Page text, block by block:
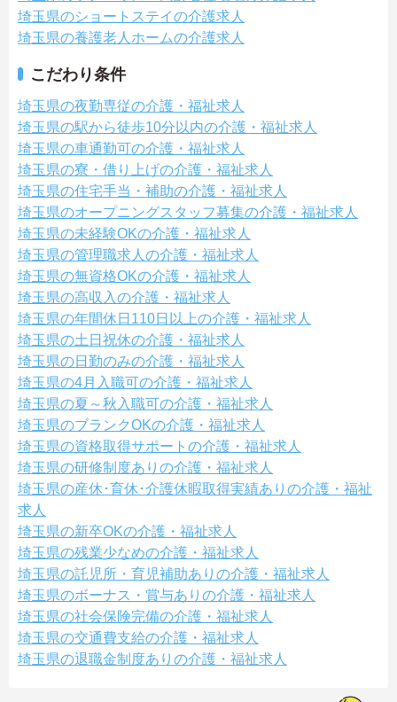
埼玉県のショートステイの介護求人
埼玉県の養護老人ホームの介護求人
こだわり条件
埼玉県の夜勤専従の介護・福祉求人
埼玉県の駅から徒歩10分以内の介護・福祉求人
埼玉県の車通勤可の介護・福祉求人
埼玉県の寮・借り上げの介護・福祉求人
埼玉県の住宅手当・補助の介護・福祉求人
埼玉県のオープニングスタッフ募集の介護・福祉求人
埼玉県の未経験OKの介護・福祉求人
埼玉県の管理職求人の介護・福祉求人
埼玉県の無資格OKの介護・福祉求人
埼玉県の高収入の介護・福祉求人
埼玉県の年間休日110日以上の介護・福祉求人
埼玉県の土日祝休の介護・福祉求人
埼玉県の日勤のみの介護・福祉求人
埼玉県の4月入職可の介護・福祉求人
埼玉県の夏～秋入職可の介護・福祉求人
埼玉県のブランクOKの介護・福祉求人
埼玉県の資格取得サポートの介護・福祉求人
埼玉県の研修制度ありの介護・福祉求人
埼玉県の産休･育休･介護休暇取得実績ありの介護・福祉
求人
埼玉県の新卒OKの介護・福祉求人
埼玉県の残業少なめの介護・福祉求人
埼玉県の託児所・育児補助ありの介護・福祉求人
埼玉県のボーナス・賞与ありの介護・福祉求人
埼玉県の社会保険完備の介護・福祉求人
埼玉県の交通費支給の介護・福祉求人
埼玉県の退職金制度ありの介護・福祉求人